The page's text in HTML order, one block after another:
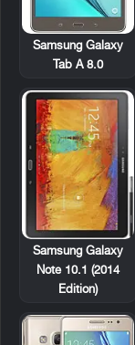
Samsung Galaxy
Tab A 8.0
Samsung Galaxy
Note 10.1 (2014
Edition)